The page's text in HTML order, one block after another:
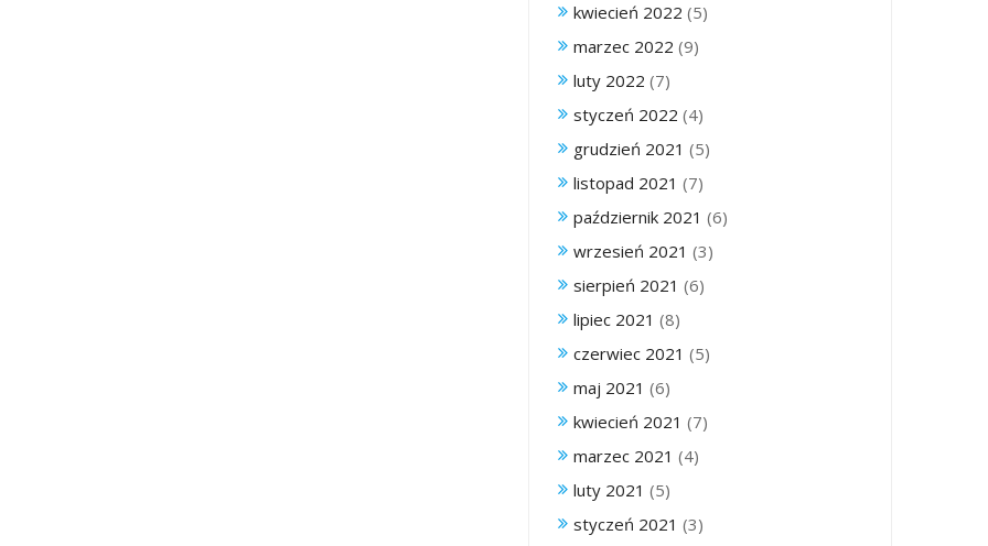
kwiecień 2022 (5)
marzec 2022 (9)
luty 2022 (7)
styczeń 2022 (4)
grudzień 2021 (5)
listopad 2021 (7)
październik 2021 (6)
wrzesień 2021 (3)
sierpień 2021 (6)
lipiec 2021 (8)
czerwiec 2021 (5)
maj 2021 (6)
kwiecień 2021 (7)
marzec 2021 (4)
luty 2021 (5)
styczeń 2021 (3)